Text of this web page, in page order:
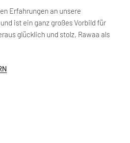
Erfahrungen an unsere
ist ein ganz großes Vorbild für
glücklich und stolz, Rawaa als